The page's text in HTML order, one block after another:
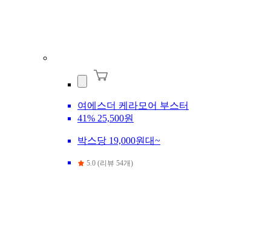
여에스더 케라모어 부스터
41% 25,500원
박스당 19,000원대~
5.0 (리뷰 54개)